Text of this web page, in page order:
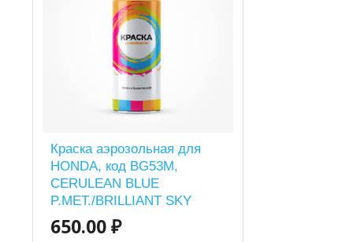
Краска аэрозольная для
HONDA, код BG53M,
CERULEAN BLUE
P.MET./BRILLIANT SKY
P.MET.
650.00 ₽